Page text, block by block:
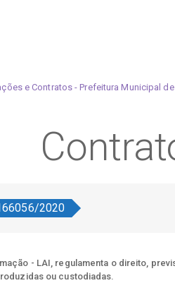
2020
- LAI, regulamenta o direito,
ou custodiadas.